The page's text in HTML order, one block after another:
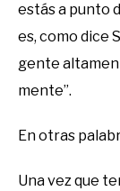
estás a punto
es, como dice
gente
mente”.
En otras
Una vez que